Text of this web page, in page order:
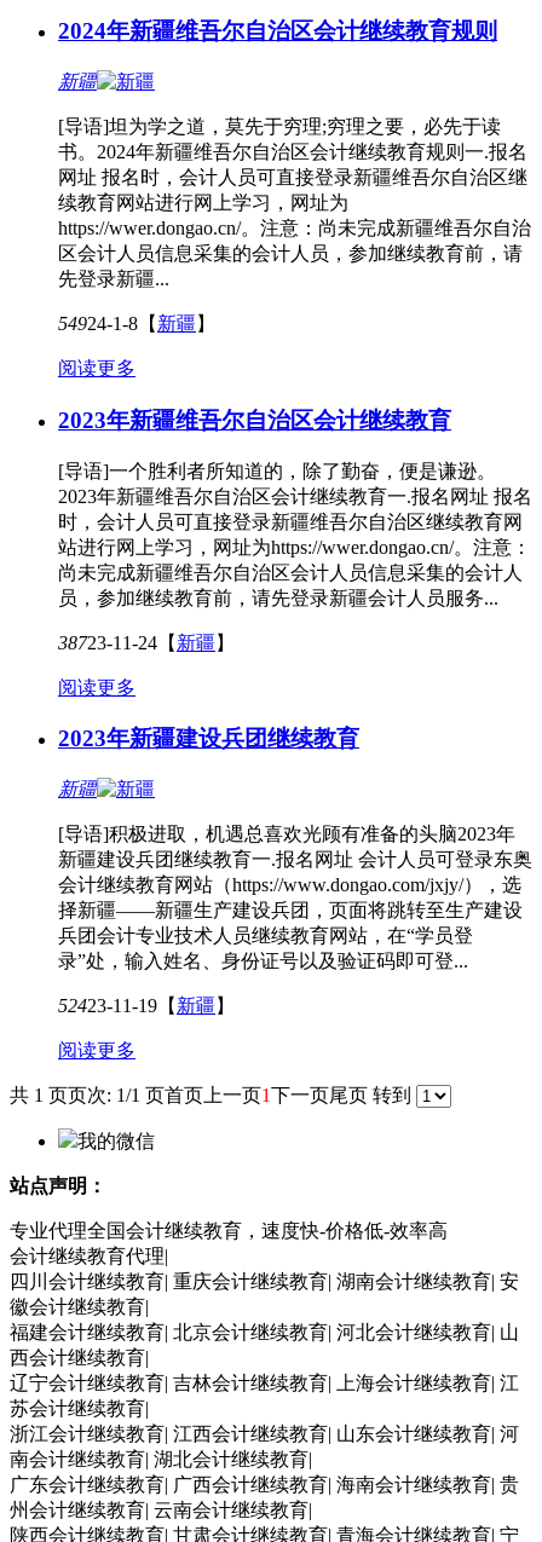
2024年新疆维吾尔自治区会计继续教育规则
新疆
[导语]坦为学之道，莫先于穷理;穷理之要，必先于读
书。2024年新疆维吾尔自治区会计继续教育规则一.报名
网址 报名时，会计人员可直接登录新疆维吾尔自治区继
续教育网站进行网上学习，网址为
https://wwer.dongao.cn/。注意：尚未完成新疆维吾尔自治
区会计人员信息采集的会计人员，参加继续教育前，请
先登录新疆...
54924-1-8 【 新疆 】
阅读更多
2023年新疆维吾尔自治区会计继续教育
[导语]一个胜利者所知道的，除了勤奋，便是谦逊。
2023年新疆维吾尔自治区会计继续教育一.报名网址 报名
时，会计人员可直接登录新疆维吾尔自治区继续教育网
站进行网上学习，网址为https://wwer.dongao.cn/。注意：
尚未完成新疆维吾尔自治区会计人员信息采集的会计人
员，参加继续教育前，请先登录新疆会计人员服务...
38723-11-24 【 新疆 】
阅读更多
2023年新疆建设兵团继续教育
新疆
[导语]积极进取，机遇总喜欢光顾有准备的头脑2023年
新疆建设兵团继续教育一.报名网址 会计人员可登录东奥
会计继续教育网站（https://www.dongao.com/jxjy/），选
择新疆——新疆生产建设兵团，页面将跳转至生产建设
兵团会计专业技术人员继续教育网站，在“学员登
录”处，输入姓名、身份证号以及验证码即可登...
52423-11-19 【 新疆 】
阅读更多
共 1 页页次: 1/1 页首页 上一页1下一页尾页 转到
我的微信
站点声明：
专业代理全国会计继续教育，速度快-价格低-效率高
会计继续教育代理|
四川会计继续教育| 重庆会计继续教育| 湖南会计继续教育| 安
徽会计继续教育|
福建会计继续教育| 北京会计继续教育| 河北会计继续教育| 山
西会计继续教育|
辽宁会计继续教育| 吉林会计继续教育| 上海会计继续教育| 江
苏会计继续教育|
浙江会计继续教育| 江西会计继续教育| 山东会计继续教育| 河
南会计继续教育| 湖北会计继续教育|
广东会计继续教育| 广西会计继续教育| 海南会计继续教育| 贵
州会计继续教育| 云南会计继续教育|
陕西会计继续教育| 甘肃会计继续教育| 青海会计继续教育| 宁